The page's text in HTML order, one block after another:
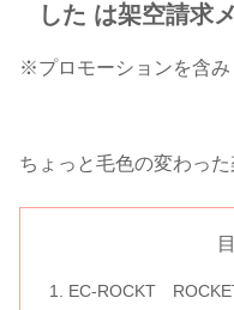
した は架空請求
※プロモーションを含み
ちょっと毛色の変わっ
EC-ROCKT